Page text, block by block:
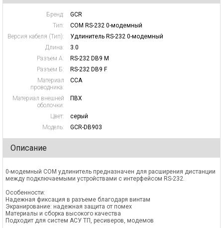
Бренд:
GCR
Тип:
COM RS-232 0-модемный
Версия кабеля (Тип):
Удлинитель RS-232 0-модемный
Длина:
3.0
Разъем А:
RS-232 DB9 M
Разъем Б:
RS-232 DB9 F
Материал
проводника:
CCA
Материал внешней
оболочки:
ПВХ
Цвет:
серый
Модель:
GCR-DB903
Описание
0-модемный COM удлинитель предназначен для расширения дистанции
между подключаемыми устройствами с интерфейсом RS-232.
Особенности:
Надежная фиксация в разъеме благодаря винтам
Экранирование: надежная защита от помех
Материалы и сборка высокого качества
Подходит для систем АСУ ТП, ресиверов, модемов